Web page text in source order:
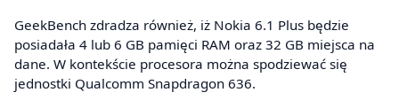
GeekBench zdradza również, iż Nokia 6.1 Plus będzie
posiadała 4 lub 6 GB pamięci RAM oraz 32 GB miejsca na
dane. W kontekście procesora można spodziewać się
jednostki Qualcomm Snapdragon 636.